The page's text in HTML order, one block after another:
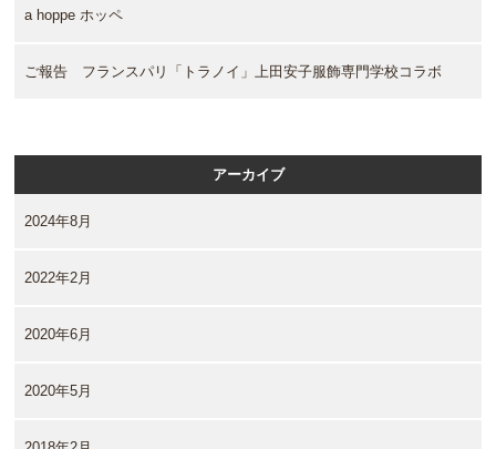
a hoppe ホッペ
ご報告 フランスパリ「トラノイ」上田安子服飾専門学校コラボ
アーカイブ
2024年8月
2022年2月
2020年6月
2020年5月